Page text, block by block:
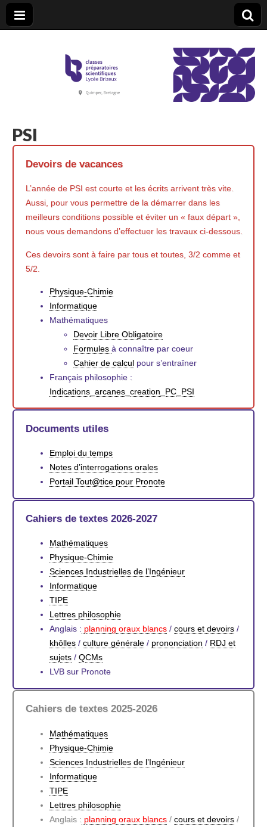
CPGE Brizeux
PSI
Devoirs de vacances
L’année de PSI est courte et les écrits arrivent très vite.
Aussi, pour vous permettre de la démarrer dans les
meilleurs conditions possible et éviter un « faux départ »,
nous vous demandons d’effectuer les travaux ci-dessous.
Ces devoirs sont à faire par tous et toutes, 3/2 comme et
5/2.
Physique-Chimie
Informatique
Mathématiques
Devoir Libre Obligatoire
Formules à connaître par coeur
Cahier de calcul pour s’entraîner
Français philosophie :
Indications_arcanes_creation_PC_PSI
Documents utiles
Emploi du temps
Notes d’interrogations orales
Portail Tout@tice pour Pronote
Cahiers de textes 2026-2027
Mathématiques
Physique-Chimie
Sciences Industrielles de l’Ingénieur
Informatique
TIPE
Lettres philosophie
Anglais : planning oraux blancs / cours et devoirs /
khôlles / culture générale / prononciation / RDJ et
sujets / QCMs
LVB sur Pronote
Cahiers de textes 2025-2026
Mathématiques
Physique-Chimie
Sciences Industrielles de l’Ingénieur
Informatique
TIPE
Lettres philosophie
Anglais : planning oraux blancs / cours et devoirs /